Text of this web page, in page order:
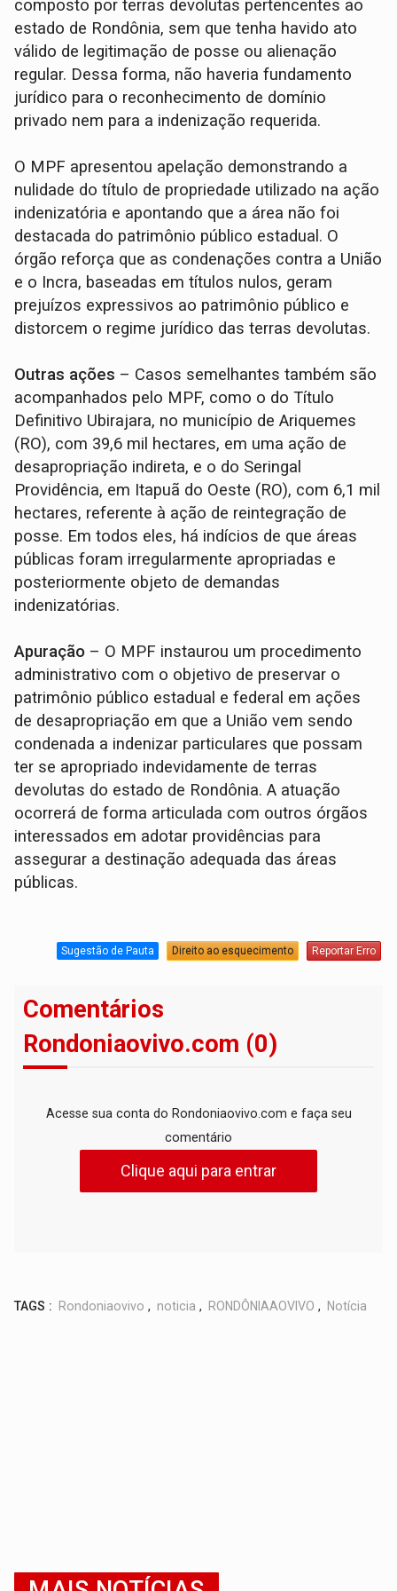
composto por terras devolutas pertencentes ao
estado de Rondônia, sem que tenha havido ato
válido de legitimação de posse ou alienação
regular. Dessa forma, não haveria fundamento
jurídico para o reconhecimento de domínio
privado nem para a indenização requerida.
O MPF apresentou apelação demonstrando a
nulidade do título de propriedade utilizado na ação
indenizatória e apontando que a área não foi
destacada do patrimônio público estadual. O
órgão reforça que as condenações contra a União
e o Incra, baseadas em títulos nulos, geram
prejuízos expressivos ao patrimônio público e
distorcem o regime jurídico das terras devolutas.
Outras ações – Casos semelhantes também são
acompanhados pelo MPF, como o do Título
Definitivo Ubirajara, no município de Ariquemes
(RO), com 39,6 mil hectares, em uma ação de
desapropriação indireta, e o do Seringal
Providência, em Itapuã do Oeste (RO), com 6,1 mil
hectares, referente à ação de reintegração de
posse. Em todos eles, há indícios de que áreas
públicas foram irregularmente apropriadas e
posteriormente objeto de demandas
indenizatórias.
Apuração – O MPF instaurou um procedimento
administrativo com o objetivo de preservar o
patrimônio público estadual e federal em ações
de desapropriação em que a União vem sendo
condenada a indenizar particulares que possam
ter se apropriado indevidamente de terras
devolutas do estado de Rondônia. A atuação
ocorrerá de forma articulada com outros órgãos
interessados em adotar providências para
assegurar a destinação adequada das áreas
públicas.
Sugestão de Pauta Direito ao esquecimento Reportar Erro
Comentários
Rondoniaovivo.com (0)
Acesse sua conta do Rondoniaovivo.com e faça seu
comentário
Clique aqui para entrar
TAGS : Rondoniaovivo , noticia , RONDÔNIAAOVIVO , Notícia